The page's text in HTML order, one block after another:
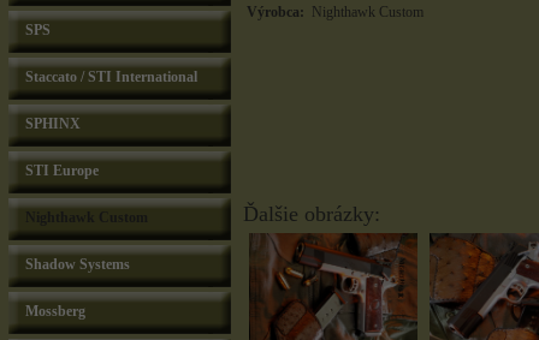
SPS
Staccato / STI International
SPHINX
STI Europe
Shadow Systems
Mossberg
Výrobca: Nighthawk Custom
Ďalšie obrázky: